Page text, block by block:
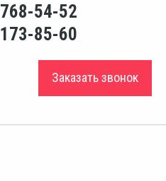
768-54-52
173-85-60
Заказать звонок